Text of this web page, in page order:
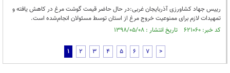
رییس جهاد کشاورزی آذربایجان غربی:در حال حاضر قیمت گوشت مرغ در کاهش یافته و
تمهیدات لازم برای ممنوعیت خروج مرغ از استان توسط مسئولان انجام‌شده است.
کد خبر: ۶۲۱۰۶۰ تاریخ انتشار : ۱۳۹۸/۰۵/۰۸
1 2 3 4 5 6 7 >